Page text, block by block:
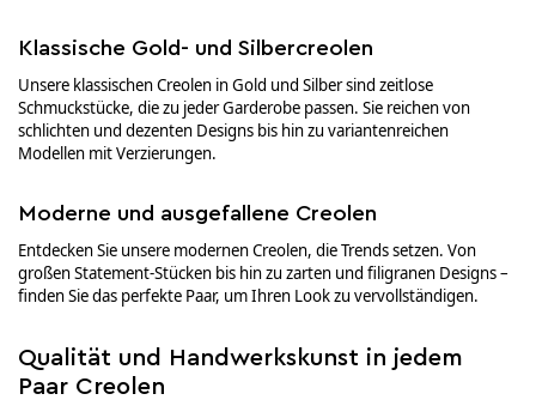
Klassische Gold- und Silbercreolen
Unsere klassischen Creolen in Gold und Silber sind zeitlose
Schmuckstücke, die zu jeder Garderobe passen. Sie reichen von
schlichten und dezenten Designs bis hin zu variantenreichen
Modellen mit Verzierungen.
Moderne und ausgefallene Creolen
Entdecken Sie unsere modernen Creolen, die Trends setzen. Von
großen Statement-Stücken bis hin zu zarten und filigranen Designs –
finden Sie das perfekte Paar, um Ihren Look zu vervollständigen.
Qualität und Handwerkskunst in jedem
Paar Creolen